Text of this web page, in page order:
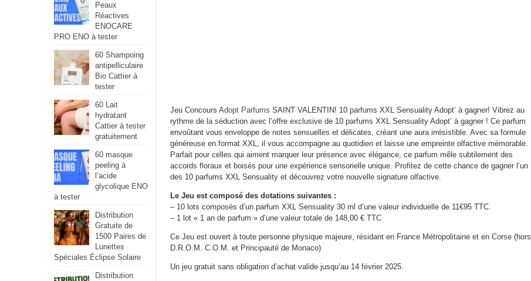
Jeu Concours Adopt Parfums SAINT VALENTIN! 10 parfums XXL Sensuality Adopt’ à gagner! Vibrez au
rythme de la séduction avec l’offre exclusive de 10 parfums XXL Sensuality Adopt’ à gagner ! Ce parfum
envoûtant vous enveloppe de notes sensuelles et délicates, créant une aura irrésistible. Avec sa formule
généreuse en format XXL, il vous accompagne au quotidien et laisse une empreinte olfactive mémorable.
Parfait pour celles qui aiment marquer leur présence avec élégance, ce parfum mêle subtilement des
accords floraux et boisés pour une expérience sensorielle unique. Profitez de cette chance de gagner l’un
des 10 parfums XXL Sensuality et découvrez votre nouvelle signature olfactive.
Le Jeu est composé des dotations suivantes :
– 10 lots composés d’un parfum XXL Sensuality 30 ml d’une valeur individuelle de 11€95 TTC.
– 1 lot « 1 an de parfum » d’une valeur totale de 148,00 € TTC
Ce Jeu est ouvert à toute personne physique majeure, résidant en France Métropolitaine et en Corse (hors
D.R.O.M. C.O.M. et Principauté de Monaco)
Un jeu gratuit sans obligation d’achat valide jusqu’au 14 février 2025.
Peaux
Réactives
ENOCARE
PRO ENO à tester
60 Shampoing
antipelliculaire
Bio Cattier à
tester
60 Lait
hydratant
Cattier à tester
gratuitement
60 masque
peeling à
l’acide
glycolique ENO
à tester
Distribution
Gratuite de
1500 Paires de
Lunettes
Spéciales Éclipse Solaire
Distribution